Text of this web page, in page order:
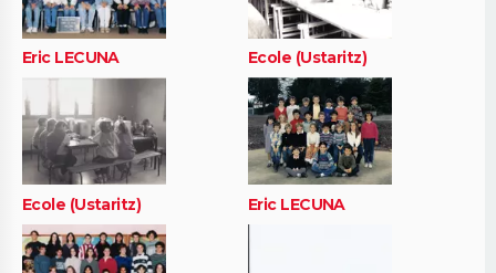
Eric LECUNA Ecole (Ustaritz)
Ecole (Ustaritz) Eric LECUNA